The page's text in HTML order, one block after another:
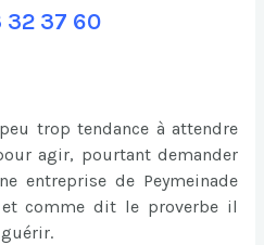
32 37 60
trop tendance à attendre
agir, pourtant demander
entreprise de Peymeinade
et comme dit le proverbe il